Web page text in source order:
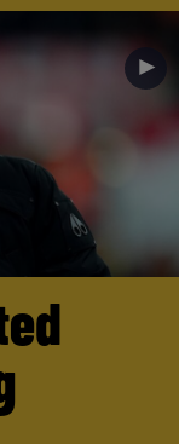
►